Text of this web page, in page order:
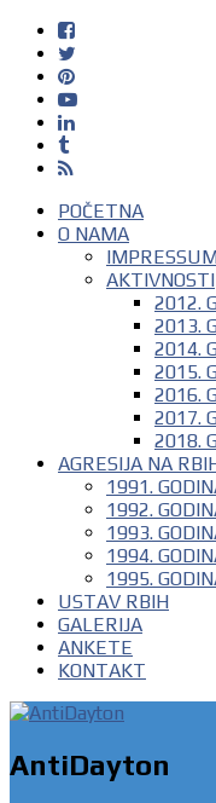
POČETNA
O NAMA
AKTIVNOSTI
2012.
2013.
2014.
2015.
2016.
2017.
2018.
AGRESIJA NA
1991.
1992.
1993.
1994.
1995.
USTAV RBIH
GALERIJA
ANKETE
KONTAKT
AntiDayton